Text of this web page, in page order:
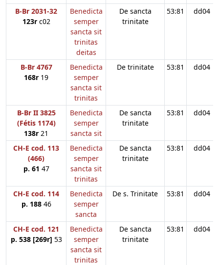
B-Br 2031-32
123rc02
Benedicta
semper
sancta sit
trinitas
deitas
De sancta
trinitate
53:81 dd04
B-Br 4767
168r 19
Benedicta
semper
sancta sit
trinitas
De trinitate 53:81 dd04
B-Br II 3825
(Fétis 1174)
138r 21
Benedicta
semper
sancta sit
De sancta
trinitate
53:81 dd04
CH-E cod. 113
(466)
p. 61 47
Benedicta
semper
sancta sit
trinitas
De sancta
trinitate
53:81 dd04
CH-E cod. 114
p. 18846
Benedicta
semper
sancta
De s. Trinitate 53:81 dd04
CH-E cod. 121
p. 538 [269r] 53
Benedicta
semper
sancta sit
trinitas
De sancta
trinitate
53:81 dd04